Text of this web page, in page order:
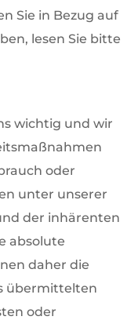
Sie in Bezug auf
lesen Sie bitte
wichtig und wir
oder
unter unserer
der inhärenten
absolute
daher die
übermittelten
oder